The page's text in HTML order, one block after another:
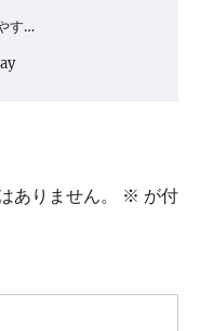
す…
ありません。 ※ が付